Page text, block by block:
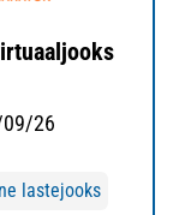
09/26
lastejooks